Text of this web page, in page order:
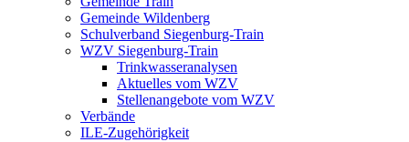
Gemeinde Wildenberg
Schulverband Siegenburg-Train
WZV Siegenburg-Train
Trinkwasseranalysen
Aktuelles vom WZV
Stellenangebote vom WZV
Verbände
ILE-Zugehörigkeit